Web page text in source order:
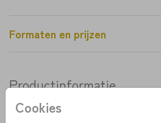
Cookies
Formaten en prijzen
Productinformatie
OMSCHRIJVING